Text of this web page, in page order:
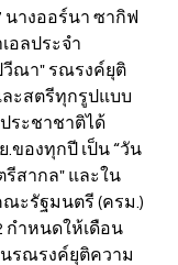
นางออร์นา ซากิฟ
อลประจำ
วีณา" รณรงค์ยุติ
ะสตรีทุกรูปแบบ
ระชาชาติได้
ของทุกปี เป็น “วัน
สากล" และใน
ะรัฐมนตรี (ครม.)
กำหนดให้เดือน
นรณรงค์ยุติความ